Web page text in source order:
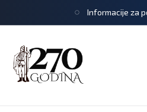
Informacije za